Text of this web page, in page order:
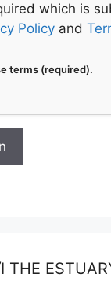
which is
Policy and
terms (required).
THE